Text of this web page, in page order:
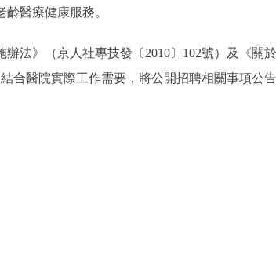
醫療健康服務。
》（京人社專技發〔2010〕102號）及《關
合醫院實際工作需要，將公開招聘相關事項公告